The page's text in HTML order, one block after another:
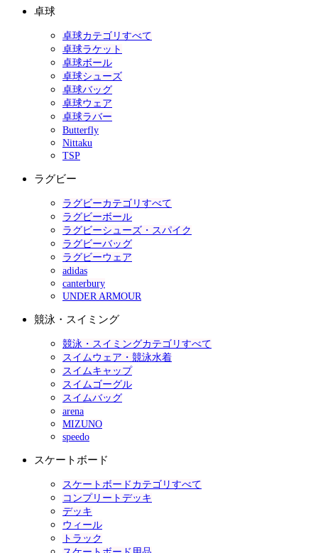
卓球
卓球カテゴリすべて
卓球ラケット
卓球ボール
卓球シューズ
卓球バッグ
卓球ウェア
卓球ラバー
Butterfly
Nittaku
TSP
ラグビー
ラグビーカテゴリすべて
ラグビーボール
ラグビーシューズ・スパイク
ラグビーバッグ
ラグビーウェア
adidas
canterbury
UNDER ARMOUR
競泳・スイミング
競泳・スイミングカテゴリすべて
スイムウェア・競泳水着
スイムキャップ
スイムゴーグル
スイムバッグ
arena
MIZUNO
speedo
スケートボード
スケートボードカテゴリすべて
コンプリートデッキ
デッキ
ウィール
トラック